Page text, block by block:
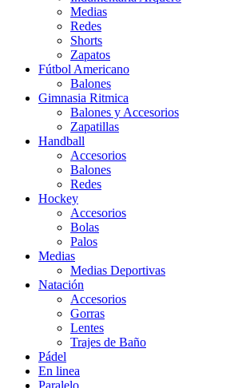
Medias
Redes
Shorts
Zapatos
Fútbol Americano
Balones
Gimnasia Ritmica
Balones y Accesorios
Zapatillas
Handball
Accesorios
Balones
Redes
Hockey
Accesorios
Bolas
Palos
Medias
Medias Deportivas
Natación
Accesorios
Gorras
Lentes
Trajes de Baño
Pádel
En linea
Paralelo